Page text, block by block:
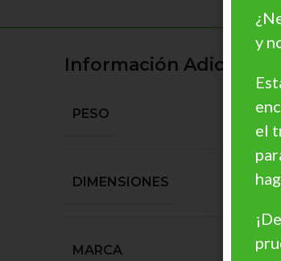
Información Adicional
PESO
DIMENSIONES
MARCA
y
el